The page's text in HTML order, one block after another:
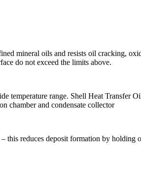
mineral oils and resists oil cracking,
do not exceed the limits above.
temperature range. Shell Heat Transfer
chamber and condensate collector
this reduces deposit formation by